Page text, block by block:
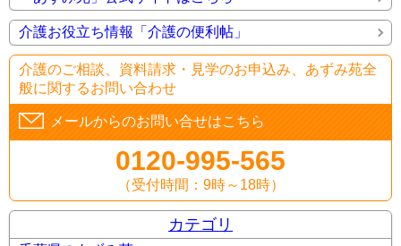
介護お役立ち情報「介護の便利帖」
介護のご相談、資料請求・見学のお申込み、あずみ苑全
般に関するお問い合わせ
メールからのお問い合せはこちら
0120-995-565
（受付時間：9時～18時）
カテゴリ